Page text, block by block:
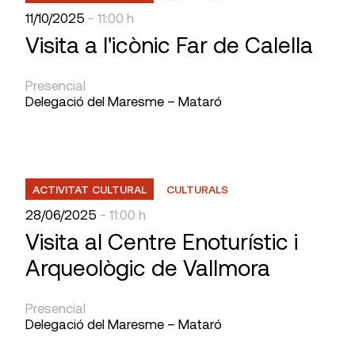
11/10/2025 - 11:00 h
Visita a l'icònic Far de Calella
Presencial
Delegació del Maresme – Mataró
ACTIVITAT CULTURAL CULTURALS
28/06/2025 - 11:00 h
Visita al Centre Enoturístic i
Arqueològic de Vallmora
Presencial
Delegació del Maresme – Mataró